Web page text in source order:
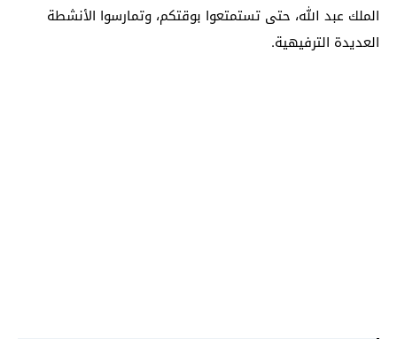
الملك عبد الله، حتى تستمتعوا بوقتكم، وتمارسوا الأنشطة
العديدة الترفيهية.